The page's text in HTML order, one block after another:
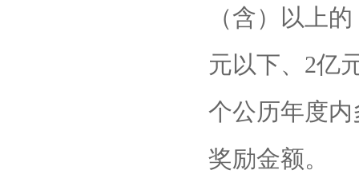
（含）以上
元以下、2亿
个公历年度
奖励金额。